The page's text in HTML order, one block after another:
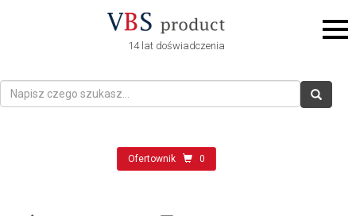
14 lat doświadczenia
Ofertownik 0